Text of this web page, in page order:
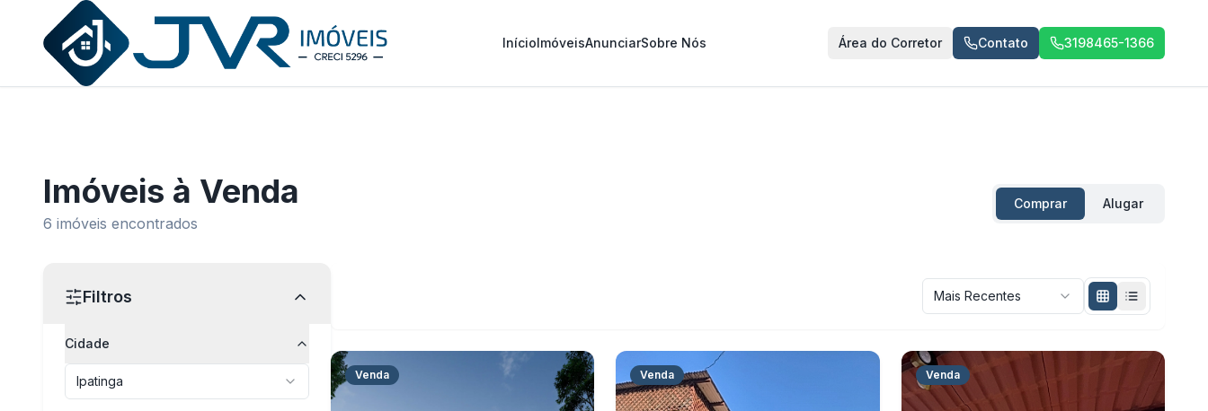
JVR Imóveis
InícioImóveisAnunciarSobre Nós Área do Corretor Contato 3198465-1366
Imóveis à Venda
6 imóveis encontrados
Comprar Alugar
Filtros
Cidade
Ipatinga
Mais Recentes
Venda Venda Venda